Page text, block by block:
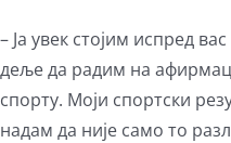
– Ја увек стојим испред
деље да радим на
спорту. Моји спортски
надам да није само то